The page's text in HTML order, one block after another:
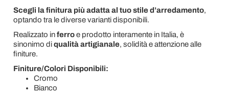
Scegli la finitura più adatta al tuo stile d’arredamento,
optando tra le diverse varianti disponibili.
Realizzato inferroe prodotto interamente in Italia, è
sinonimo diqualità artigianale, solidità e attenzione alle
finiture.
Finiture/Colori Disponibili:
Cromo
Bianco